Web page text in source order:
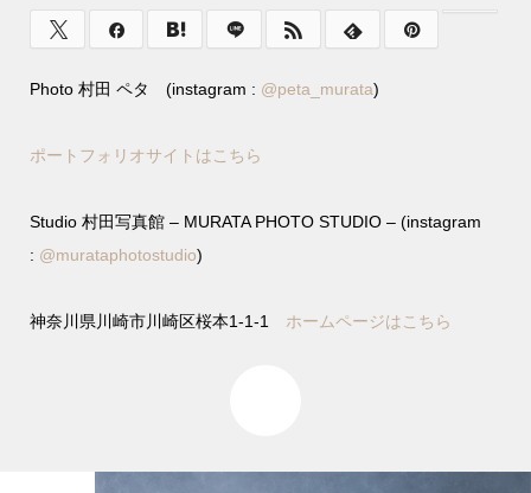
Photo 村田 ペタ (instagram : @peta_murata)
ポートフォリオサイトはこちら
Studio 村田写真館 – MURATA PHOTO STUDIO – (instagram
: @murataphotostudio)
神奈川県川崎市川崎区桜本1-1-1 ホームページはこちら